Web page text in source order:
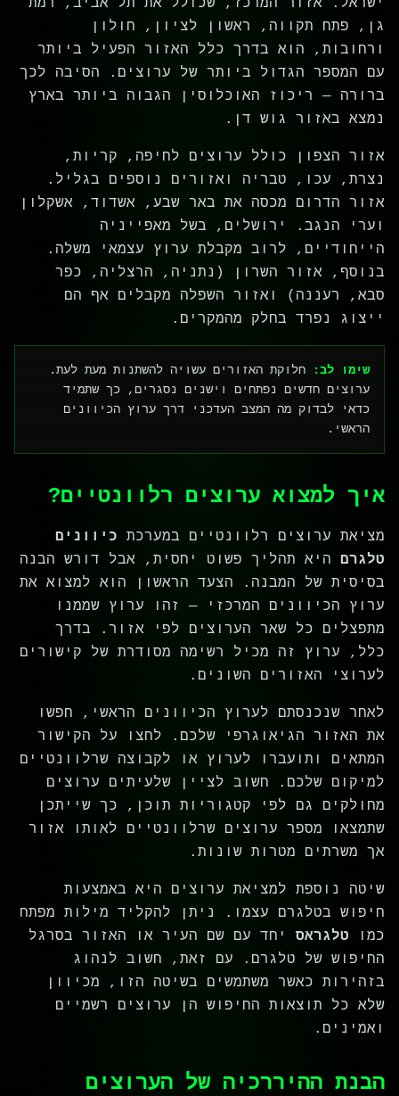
ישראל. אזור המרכז, שכולל את תל אביב, רמת
גן, פתח תקווה, ראשון לציון, חולון
ורחובות, הוא בדרך כלל האזור הפעיל ביותר
עם המספר הגדול ביותר של ערוצים. הסיבה לכך
ברורה — ריכוז האוכלוסין הגבוה ביותר בארץ
נמצא באזור גוש דן.
אזור הצפון כולל ערוצים לחיפה, קריות,
נצרת, עכו, טבריה ואזורים נוספים בגליל.
אזור הדרום מכסה את באר שבע, אשדוד, אשקלון
וערי הנגב. ירושלים, בשל מאפייניה
הייחודיים, לרוב מקבלת ערוץ עצמאי משלה.
בנוסף, אזור השרון (נתניה, הרצליה, כפר
סבא, רעננה) ואזור השפלה מקבלים אף הם
ייצוג נפרד בחלק מהמקרים.
שימו לב:
חלוקת האזורים עשויה להשתנות מעת לעת.
ערוצים חדשים נפתחים וישנים נסגרים, כך שתמיד
כדאי לבדוק מה המצב העדכני דרך ערוץ הכיוונים
הראשי.
איך למצוא ערוצים רלוונטיים?
מציאת ערוצים רלוונטיים במערכת כיוונים
טלגרם היא תהליך פשוט יחסית, אבל דורש הבנה
בסיסית של המבנה. הצעד הראשון הוא למצוא את
ערוץ הכיוונים המרכזי — זהו ערוץ שממנו
מתפצלים כל שאר הערוצים לפי אזור. בדרך
כלל, ערוץ זה מכיל רשימה מסודרת של קישורים
לערוצי האזורים השונים.
לאחר שנכנסתם לערוץ הכיוונים הראשי, חפשו
את האזור הגיאוגרפי שלכם. לחצו על הקישור
המתאים ותועברו לערוץ או לקבוצה שרלוונטיים
למיקום שלכם. חשוב לציין שלעיתים ערוצים
מחולקים גם לפי קטגוריות תוכן, כך שייתכן
שתמצאו מספר ערוצים שרלוונטיים לאותו אזור
אך משרתים מטרות שונות.
שיטה נוספת למציאת ערוצים היא באמצעות
חיפוש בטלגרם עצמו. ניתן להקליד מילות מפתח
כמו טלגראס יחד עם שם העיר או האזור בסרגל
החיפוש של טלגרם. עם זאת, חשוב לנהוג
בזהירות כאשר משתמשים בשיטה הזו, מכיוון
שלא כל תוצאות החיפוש הן ערוצים רשמיים
ואמינים.
הבנת ההיררכיה של הערוצים